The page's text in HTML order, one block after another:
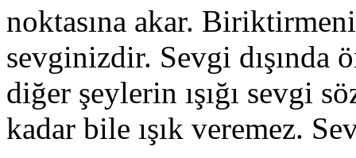
noktasına akar.
sevginizdir. Sevgi
diğer şeylerin ışığı sevgi
kadar bile ışık veremez.